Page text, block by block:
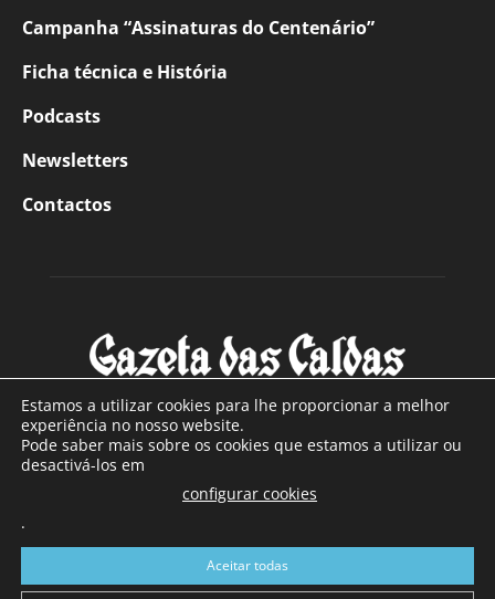
Campanha “Assinaturas do Centenário”
Ficha técnica e História
Podcasts
Newsletters
Contactos
SOBRE NÓS
Com sede nas Caldas da Rainha e mais de 90 anos de
a sul de distrito de Leiria, com mais de 40.000 leitores por
toda a região Oeste. Jornal com distribuição em Portugal
Estamos a utilizar cookies para lhe proporcionar a melhor
experiência no nosso website.
Pode saber mais sobre os cookies que estamos a utilizar ou
desactivá-los em
configurar cookies
.
Aceitar todas